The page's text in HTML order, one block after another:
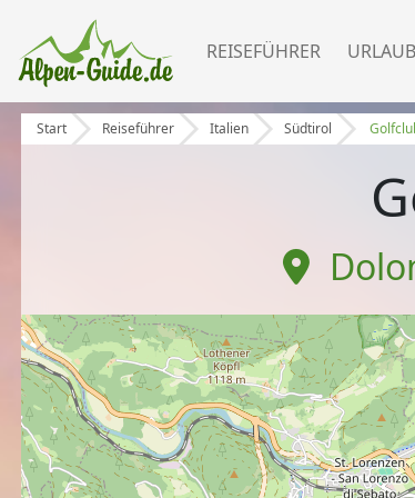
REISEFÜHRER
Start Reiseführer Italien Südtirol